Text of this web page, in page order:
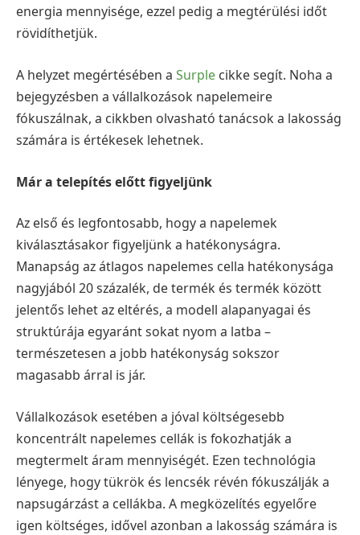
energia mennyisége, ezzel pedig a megtérülési időt
rövidíthetjük.
A helyzet megértésében a Surple cikke segít. Noha a
bejegyzésben a vállalkozások napelemeire
fókuszálnak, a cikkben olvasható tanácsok a lakosság
számára is értékesek lehetnek.
Már a telepítés előtt figyeljünk
Az első és legfontosabb, hogy a napelemek
kiválasztásakor figyeljünk a hatékonyságra.
Manapság az átlagos napelemes cella hatékonysága
nagyjából 20 százalék, de termék és termék között
jelentős lehet az eltérés, a modell alapanyagai és
struktúrája egyaránt sokat nyom a latba –
természetesen a jobb hatékonyság sokszor
magasabb árral is jár.
Vállalkozások esetében a jóval költségesebb
koncentrált napelemes cellák is fokozhatják a
megtermelt áram mennyiségét. Ezen technológia
lényege, hogy tükrök és lencsék révén fókuszálják a
napsugárzást a cellákba. A megközelítés egyelőre
igen költséges, idővel azonban a lakosság számára is